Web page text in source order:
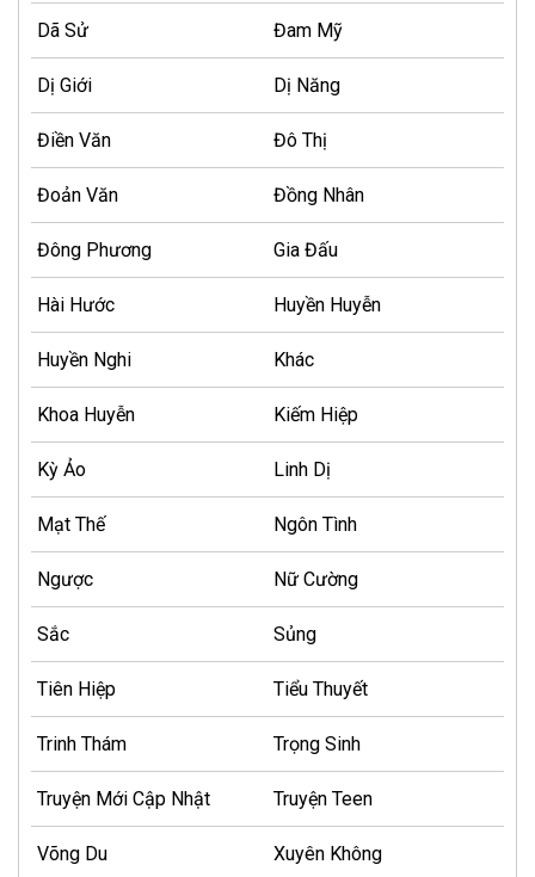
Dã Sử Đam Mỹ
Dị Giới Dị Năng
Điền Văn Đô Thị
Đoản Văn Đồng Nhân
Đông Phương Gia Đấu
Hài Hước Huyền Huyễn
Huyền Nghi Khác
Khoa Huyễn Kiếm Hiệp
Kỳ Ảo Linh Dị
Mạt Thế Ngôn Tình
Ngược Nữ Cường
Sắc Sủng
Tiên Hiệp Tiểu Thuyết
Trinh Thám Trọng Sinh
Truyện Mới Cập Nhật Truyện Teen
Võng Du Xuyên Không